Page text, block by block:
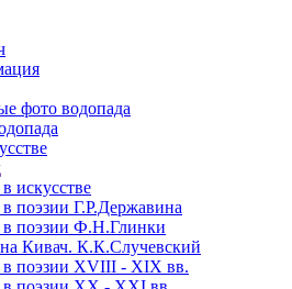
фото водопада
искусстве
поэзии Г.Р.Державина
в поэзии Ф.Н.Глинки
Кивач. К.К.Случевский
в поэзии XVIII - XIX вв.